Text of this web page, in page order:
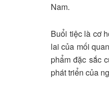
Nam.
Buổi tiệc là cơ
lai của mối
phẩm đặc sắc
phát triển của